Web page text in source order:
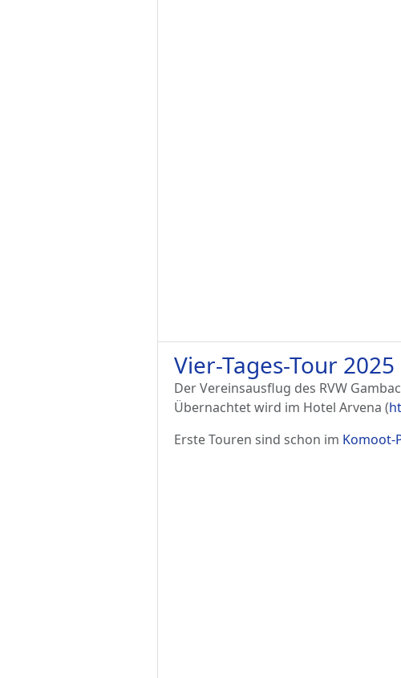
Vier-Tages-Tour 2025
Der Vereinsausflug des RVW
Übernachtet wird im Hotel Arvena (
Erste Touren sind schon im Komoot-